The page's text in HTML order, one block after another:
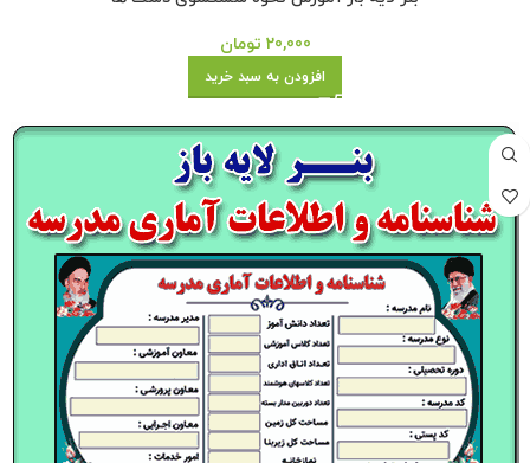
20,000 تومان
افزودن به سبد خرید